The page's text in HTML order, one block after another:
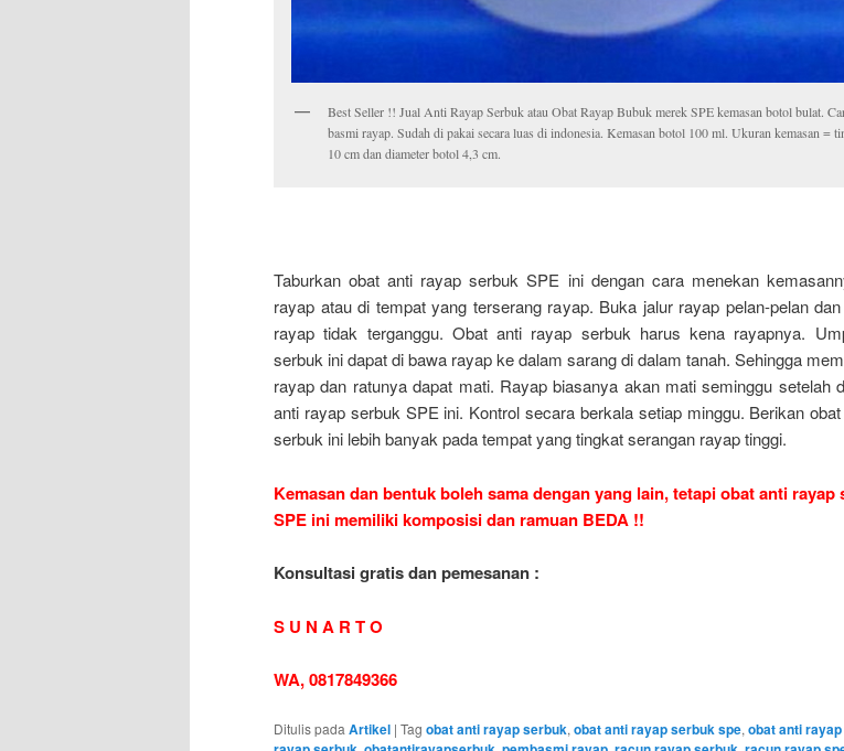
Best Seller !! Jual Anti Rayap Serbuk atau Obat Rayap Bubuk merek SPE kemasan botol bulat.
basmi rayap. Sudah di pakai secara luas di indonesia. Kemasan botol 100 ml. Ukuran kemasan =
10 cm dan diameter botol 4,3 cm.
Taburkan obat anti rayap serbuk SPE ini dengan cara menekan
rayap atau di tempat yang terserang rayap. Buka jalur rayap pelan-pelan
rayap tidak terganggu. Obat anti rayap serbuk harus kena rayapnya.
serbuk ini dapat di bawa rayap ke dalam sarang di dalam tanah. Sehingga
rayap dan ratunya dapat mati. Rayap biasanya akan mati seminggu setelah
anti rayap serbuk SPE ini. Kontrol secara berkala setiap minggu. Berikan
serbuk ini lebih banyak pada tempat yang tingkat serangan rayap tinggi.
Kemasan dan bentuk boleh sama dengan yang lain, tetapi obat anti rayap
SPE ini memiliki komposisi dan ramuan BEDA !!
Konsultasi gratis dan pemesanan :
S U N A R T O
WA, 0817849366
Ditulis pada Artikel | Tag obat anti rayap serbuk, obat anti rayap serbuk spe, obat anti